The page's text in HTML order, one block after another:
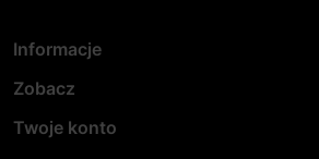
Informacje
Zobacz
Twoje konto